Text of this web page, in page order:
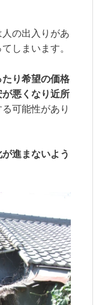
の出入りがあ
しまいます。
り希望の価格
が悪くなり近所
可能性があり
進まないよう